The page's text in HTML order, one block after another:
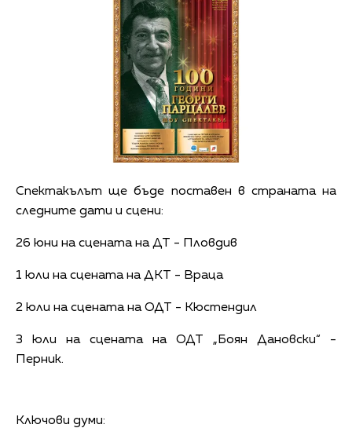
Спектакълът ще бъде поставен в страната на
следните дати и сцени:
26 юни на сцената на ДТ - Пловдив
1 юли на сцената на ДКТ - Враца
2 юли на сцената на ОДТ - Кюстендил
3 юли на сцената на ОДТ „Боян Дановски“ -
Перник.
Ключови думи: